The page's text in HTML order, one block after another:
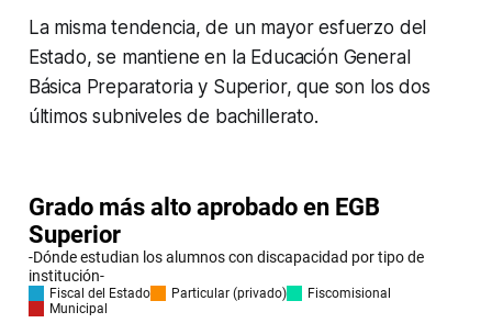
La misma tendencia, de un mayor esfuerzo del
Estado, se mantiene en la Educación General
Básica Preparatoria y Superior, que son los dos
últimos subniveles de bachillerato.